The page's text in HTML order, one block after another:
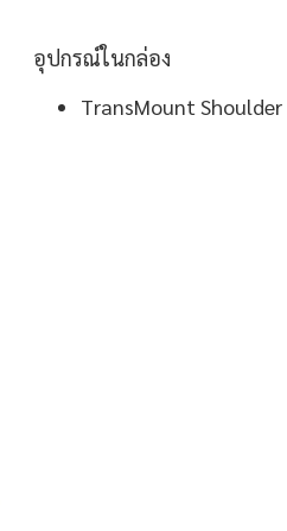
อุปกรณ์ในกล่อง
TransMount